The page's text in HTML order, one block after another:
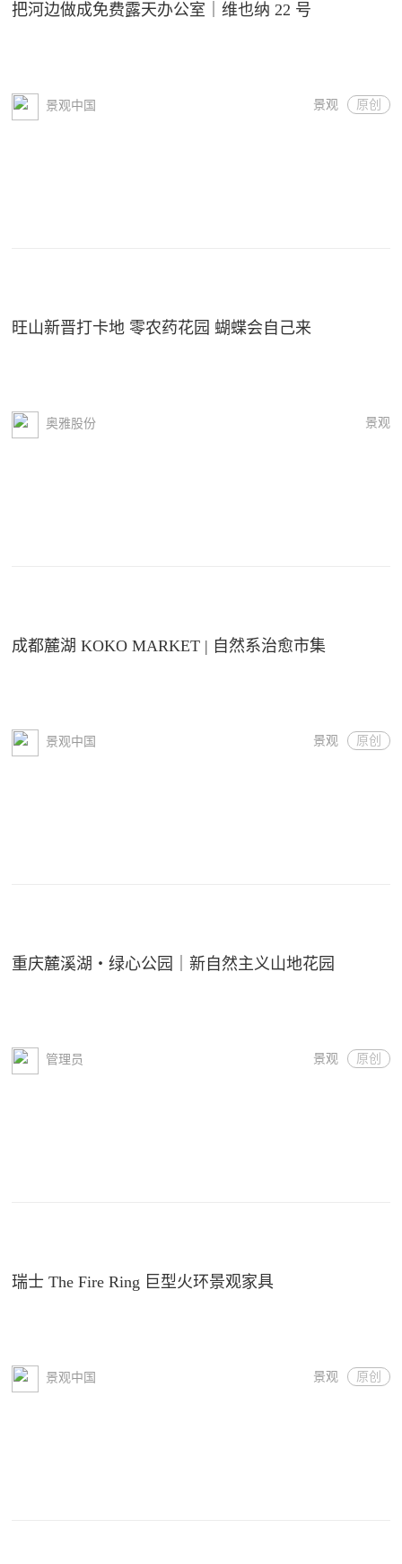
把河边做成免费露天办公室｜维也纳 22 号
景观中国 景观 原创
旺山新晋打卡地 零农药花园 蝴蝶会自己来
奥雅股份 景观
成都麓湖 KOKO MARKET | 自然系治愈市集
景观中国 景观 原创
重庆麓溪湖・绿心公园｜新自然主义山地花园
管理员 景观 原创
瑞士 The Fire Ring 巨型火环景观家具
景观中国 景观 原创